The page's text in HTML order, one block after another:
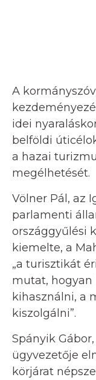
A
idei
belföldi
a hazai
megélhetését.
Völner Pál, az
parlamenti
országgyűlési
kiemelte, a
„a turisztikát
mutat,
kihasználni, a
kiszolgálni”.
Spányik
ügyvezetője
körjárat